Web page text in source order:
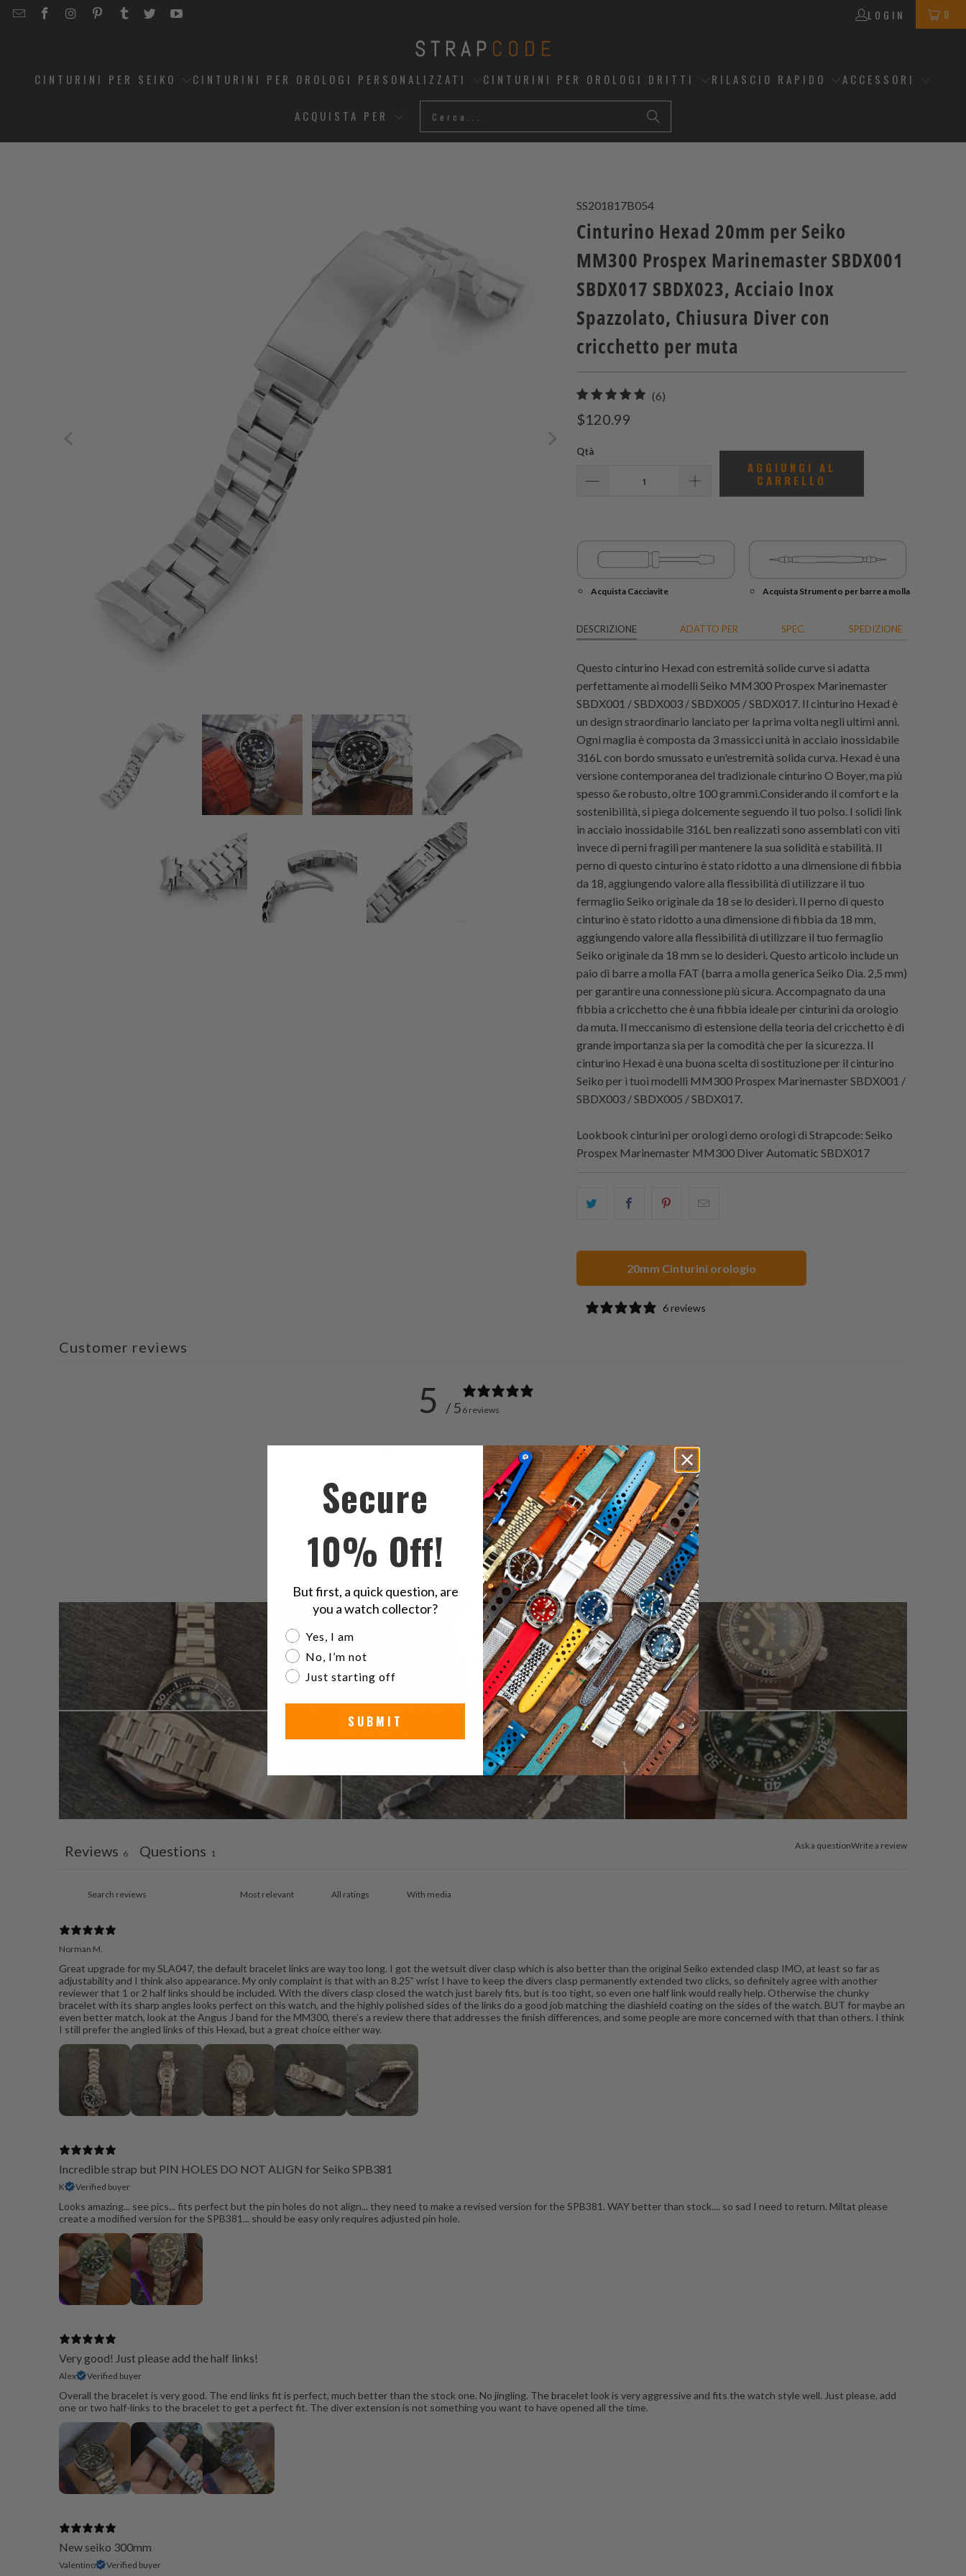
EMAILSTRAPCODE
STRAPCODE
STRAPCODE
STRAPCODE
STRAPCODE
STRAPCODE
LOGIN 0
CINTURINI PER SEIKO CINTURINI PER OROLOGI PERSONALIZZATI CINTURINI PER OROLOGI DRITTI RILASCIO RAPIDO ACCESSORI
ACQUISTA PER
SS201817B054
Cinturino Hexad 20mm per Seiko
MM300 Prospex Marinemaster SBDX001
SBDX017 SBDX023, Acciaio Inox
Spazzolato, Chiusura Diver con
cricchetto per muta
(6)
$120.99
Qtà
AGGIUNGI AL
CARRELLO
Acquista Cacciavite Acquista Strumento per barre a molla
DESCRIZIONE ADATTO PER SPEC. SPEDIZIONE
Questo cinturino Hexad con estremità solide curve si adatta
perfettamente ai modelli Seiko MM300 Prospex Marinemaster
SBDX001 / SBDX003 / SBDX005 / SBDX017. Il cinturino Hexad è
un design straordinario lanciato per la prima volta negli ultimi anni.
Ogni maglia è composta da 3 massicci unità in acciaio inossidabile
316L con bordo smussato e un'estremità solida curva. Hexad è una
versione contemporanea del tradizionale cinturino O Boyer, ma più
spesso &e robusto, oltre 100 grammi.Considerando il comfort e la
sostenibilità, si piega dolcemente seguendo il tuo polso. I solidi link
in acciaio inossidabile 316L ben realizzati sono assemblati con viti
invece di perni fragili per mantenere la sua solidità e stabilità. Il
perno di questo cinturino è stato ridotto a una dimensione di fibbia
da 18, aggiungendo valore alla flessibilità di utilizzare il tuo
fermaglio Seiko originale da 18 se lo desideri. Il perno di questo
cinturino è stato ridotto a una dimensione di fibbia da 18 mm,
aggiungendo valore alla flessibilità di utilizzare il tuo fermaglio
Seiko originale da 18 mm se lo desideri. Questo articolo include un
paio di barre a molla FAT (barra a molla generica Seiko Dia. 2,5 mm)
per garantire una connessione più sicura. Accompagnato da una
fibbia a cricchetto che è una fibbia ideale per cinturini da orologio
da muta. Il meccanismo di estensione della teoria del cricchetto è di
grande importanza sia per la comodità che per la sicurezza. Il
cinturino Hexad è una buona scelta di sostituzione per il cinturino
Seiko per i tuoi modelli MM300 Prospex Marinemaster SBDX001 /
SBDX003 / SBDX005 / SBDX017.
Lookbook cinturini per orologi demo orologi di Strapcode: Seiko
Prospex Marinemaster MM300 Diver Automatic SBDX017
Condividi Share
Condividi
friend
20mm Cinturini orologio
6 reviews
Customer reviews
5 / 5 6 reviews
100%
0%
3
0%
0%
0
Ask a questionWrite a review
Reviews 6 Questions 1
With media
Norman M.
Great upgrade for my SLA047, the default bracelet links are way too long. I got the wetsuit diver clasp which is also better than the original Seiko extended clasp IMO, at least so far as
adjustability and I think also appearance. My only complaint is that with an 8.25” wrist I have to keep the divers clasp permanently extended two clicks, so definitely agree with another
reviewer that 1 or 2 half links should be included. With the divers clasp closed the watch just barely fits, but is too tight, so even one half link would really help. Otherwise the chunky
bracelet with its sharp angles looks perfect on this watch, and the highly polished sides of the links do a good job matching the diashield coating on the sides of the watch. BUT for maybe an
even better match, look at the Angus J band for the MM300, there’s a review there that addresses the finish differences, and some people are more concerned with that than others. I think
I still prefer the angled links of this Hexad, but a great choice either way.
Incredible strap but PIN HOLES DO NOT ALIGN for Seiko SPB381
K Verified buyer
Looks amazing... see pics... fits perfect but the pin holes do not align... they need to make a revised version for the SPB381. WAY better than stock.... so sad I need to return. Miltat please
create a modified version for the SPB381... should be easy only requires adjusted pin hole.
Very good! Just please add the half links!
Alex Verified buyer
Overall the bracelet is very good. The end links fit is perfect, much better than the stock one. No jingling. The bracelet look is very aggressive and fits the watch style well. Just please, add
one or two half-links to the bracelet to get a perfect fit. The diver extension is not something you want to have opened all the time.
New seiko 300mm
Valentino Verified buyer
Secure
10% Off!
But first, a quick question, are
you a watch collector?
Are you a watch collector?
Yes, I am
No, I’m not
Just starting off
SUBMIT